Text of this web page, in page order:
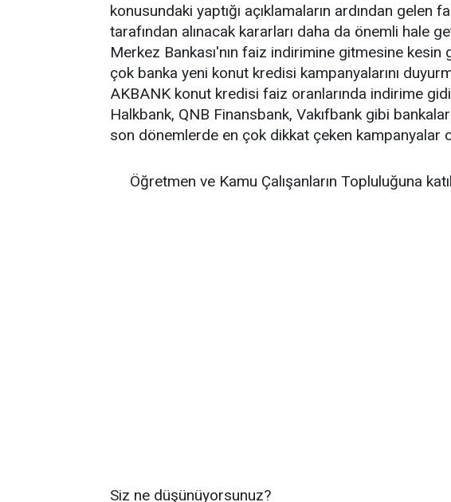
konusundaki yaptığı açıklamaların ardından gelen
tarafından alınacak kararları daha da önemli hale
Merkez Bankası'nın faiz indirimine gitmesine kesin
çok banka yeni konut kredisi kampanyalarını
AKBANK konut kredisi faiz oranlarında indirime
Halkbank, QNB Finansbank, Vakıfbank gibi
son dönemlerde en çok dikkat çeken kampanyalar
Öğretmen ve Kamu Çalışanların Topluluğuna
Siz ne düşünüyorsunuz?